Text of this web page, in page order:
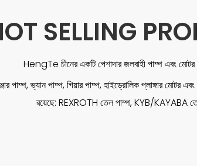
SELLING
HengTe চীনের একটি পেশাদার জলবাহী পাম্প এবং
পাম্প, ভ্যান পাম্প, গিয়ার পাম্প, হাইড্রোলিক প্লাঙ্গার মোটর
রয়েছে: REXROTH তেল পাম্প, KYB/KAYABA